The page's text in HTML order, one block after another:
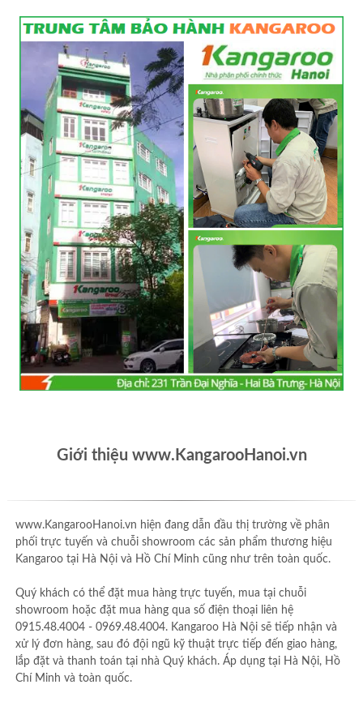
Giới thiệu www.KangarooHanoi.vn
www.KangarooHanoi.vn hiện đang dẫn đầu thị trường về phân
phối trực tuyến và chuỗi showroom các sản phẩm thương hiệu
Kangaroo tại Hà Nội và Hồ Chí Minh cũng như trên toàn quốc.
Quý khách có thể đặt mua hàng trực tuyến, mua tại chuỗi
showroom hoặc đặt mua hàng qua số điện thoại liên hệ
0915.48.4004 - 0969.48.4004. Kangaroo Hà Nội sẽ tiếp nhận và
xử lý đơn hàng, sau đó đội ngũ kỹ thuật trực tiếp đến giao hàng,
lắp đặt và thanh toán tại nhà Quý khách. Áp dụng tại Hà Nội, Hồ
Chí Minh và toàn quốc.